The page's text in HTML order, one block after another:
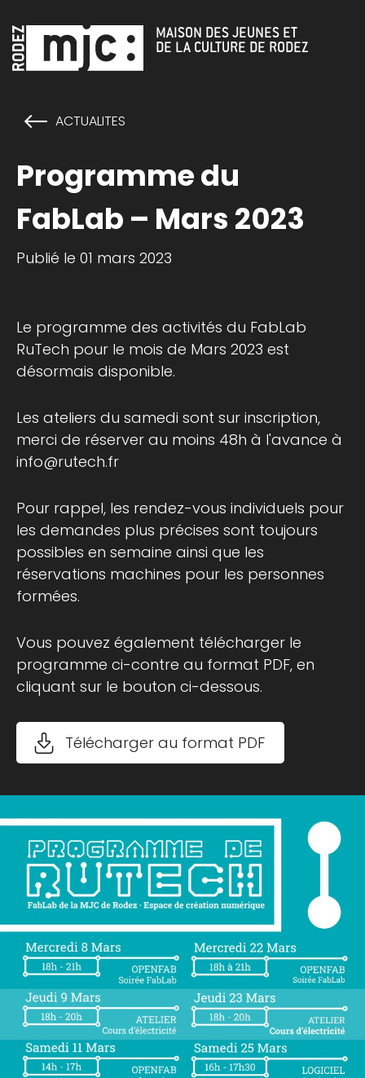
MAISON DES JEUNES ET
DE LA CULTURE DE RODEZ
ACTUALITES
Programme du
FabLab – Mars 2023
Publié le 01 mars 2023
Le programme des activités du FabLab
RuTech pour le mois de Mars 2023 est
désormais disponible.
Les ateliers du samedi sont sur inscription,
merci de réserver au moins 48h à l'avance à
info@rutech.fr
Pour rappel, les rendez-vous individuels pour
les demandes plus précises sont toujours
possibles en semaine ainsi que les
réservations machines pour les personnes
formées.
Vous pouvez également télécharger le
programme ci-contre au format PDF, en
cliquant sur le bouton ci-dessous.
Télécharger au format PDF